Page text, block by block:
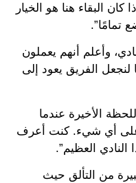
البقاء هنا هو الخيار
تمامًا”.
وأعلم أنهم يعملون
لنجعل الفريق يعود إلى
الأخيرة عندما
على أي شيء. كنت أعرف
النادي العظيم”.
من التألق حيث